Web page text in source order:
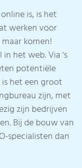
is, is het
werken voor
komen!
het web. Via ‘s
potentiële
het een groot
zijn, met
zijn bedrijven
Bij de bouw van
specialisten dan